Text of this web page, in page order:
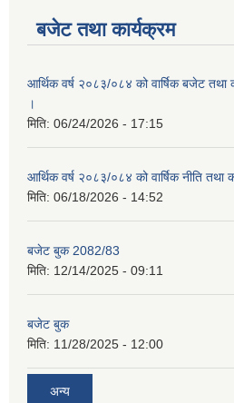
बजेट तथा कार्यक्रम
आर्थिक वर्ष २०८३/०८४ को वार्षिक बजेट तथा
।
मिति: 06/24/2026 - 17:15
आर्थिक वर्ष २०८३/०८४ को वार्षिक नीति तथा
मिति: 06/18/2026 - 14:52
बजेट बुक 2082/83
मिति: 12/14/2025 - 09:11
बजेट बुक
मिति: 11/28/2025 - 12:00
अन्य